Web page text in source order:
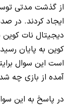
از گذشت مدتی
ایجاد کردند. در
دیجیتال نات کوین
کوین به پایان
است این سوال
آمده از بازی چه
در پاسخ به این